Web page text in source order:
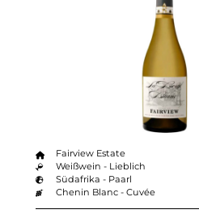
Fairview Estate
Weißwein - Lieblich
Südafrika - Paarl
Chenin Blanc - Cuvée